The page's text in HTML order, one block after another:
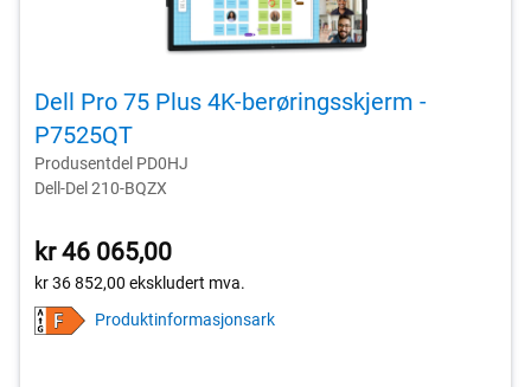
Dell Pro 75 Plus 4K-berøringsskjerm -
P7525QT
Produsentdel PD0HJ
Dell-Del 210-BQZX
kr 46 065,00
kr 36 852,00 ekskludert mva.
Produktinformasjonsark